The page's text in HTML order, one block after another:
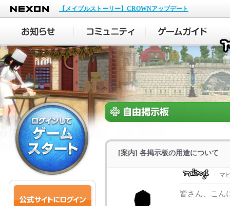
NEXON
【メイプルストーリー】CROWNアップデート
[案内] 各掲示板の用途について
マ
皆さん、こん